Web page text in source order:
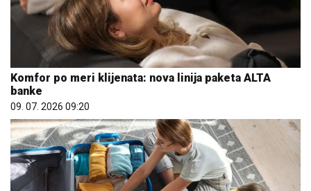
Komfor po meri klijenata: nova linija paketa ALTA
banke
09. 07. 2026 09:20